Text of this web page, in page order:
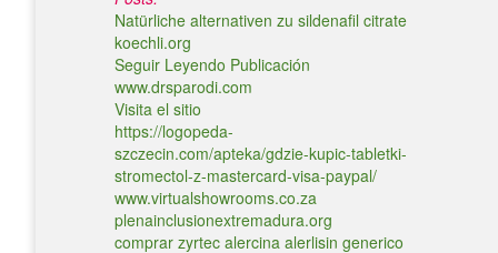
Natürliche alternativen zu sildenafil citrate
koechli.org
Seguir Leyendo Publicación
www.drsparodi.com
Visita el sitio
https://logopeda-
szczecin.com/apteka/gdzie-kupic-tabletki-
stromectol-z-mastercard-visa-paypal/
www.virtualshowrooms.co.za
plenainclusionextremadura.org
comprar zyrtec alercina alerlisin generico